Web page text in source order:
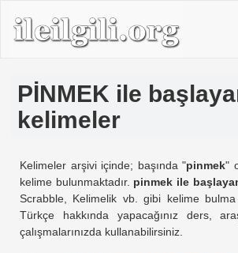
PİNMEK ile
kelimeler
Kelimeler arşivi içinde; başında "pinmek"
kelime bulunmaktadır. pinmek ile
Scrabble, Kelimelik vb. gibi kelime
Türkçe hakkında yapacağınız ders,
çalışmalarınızda kullanabilirsiniz.